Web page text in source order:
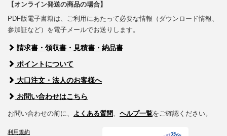
【オンライン発送の商品の場合】
PDF版電子書籍は、ご利用にあたって必要な情報（ダウンロード情報、
参加証など）を電子メールでお送りします。
請求書・領収書・見積書・納品書
ポイントについて
大口注文・法人のお客様へ
お問い合わせはこちら
お問い合わせの前に、 よくある質問、 ヘルプ一覧をご確認ください。
利用規約